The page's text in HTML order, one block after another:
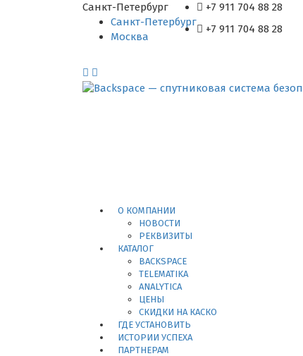
Санкт-Петербург
Санкт-Петербург
Москва
+7 911 704 88 28
+7 911 704 88 28
О КОМПАНИИ
НОВОСТИ
РЕКВИЗИТЫ
КАТАЛОГ
BACKSPACE
TELEMATIKA
ANALYTICA
ЦЕНЫ
СКИДКИ НА КАСКО
ГДЕ УСТАНОВИТЬ
ИСТОРИИ УСПЕХА
ПАРТНЕРАМ